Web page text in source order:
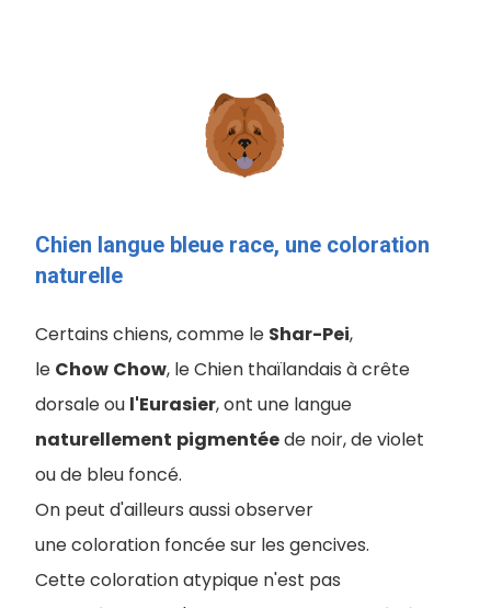
Chien langue bleue race, une coloration
naturelle
Certains chiens, comme le Shar-Pei,
le Chow Chow, le Chien thaïlandais à crête
dorsale ou l'Eurasier, ont une langue
naturellement pigmentéede noir, de violet
ou de bleu foncé.
On peut d'ailleurs aussi observer
une coloration foncée sur les gencives.
Cette coloration atypique n'est pas